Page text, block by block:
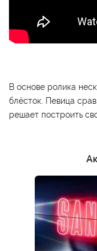
В основе ролика
блёсток. Певица
решает построить